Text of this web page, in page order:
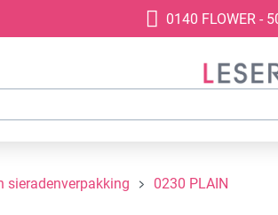
0140 FLOWER -
sieradenverpakking 0230 PLAIN